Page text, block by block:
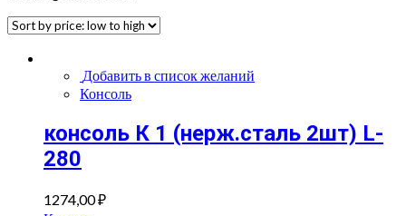
Добавить в список желаний
Консоль
консоль К 1 (нерж.сталь 2шт) L-
280
1274,00₽